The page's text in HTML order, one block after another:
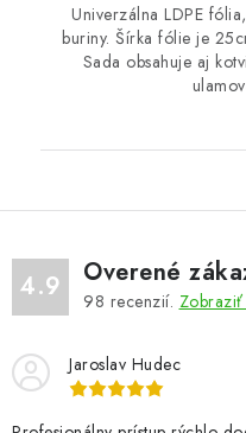
Univerzálna LDPE
buriny. Šírka fólie je
Sada obsahuje aj
4.9 Overené
98 recenzií.
Jaroslav Hudec